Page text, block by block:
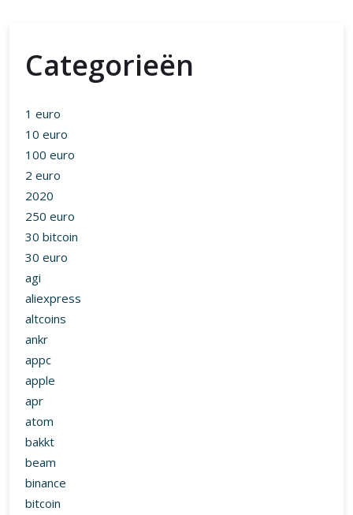
Categorieën
1 euro
10 euro
100 euro
2 euro
2020
250 euro
30 bitcoin
30 euro
agi
aliexpress
altcoins
ankr
appc
apple
apr
atom
bakkt
beam
binance
bitcoin